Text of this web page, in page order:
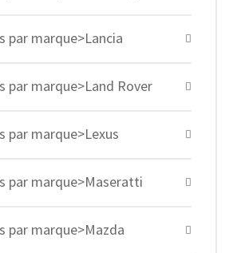
par marque>Lancia
par marque>Land Rover
par marque>Lexus
par marque>Maseratti
par marque>Mazda